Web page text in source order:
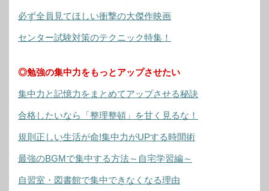
必ず全員見てほしい衝撃の大傑作映画
センター試験対策のテクニック特集！
◎勉強の集中力をもっとアップさせたい
集中力と記憶力をまとめてアップさせる秘訣
合格したいなら「整理整頓」を甘く見るな！
規則正しい生活が命!集中力がUPする時間術
最強のBGMで集中する方法～自宅学習編～
自習室・図書館で集中できなくなる理由